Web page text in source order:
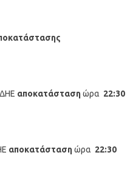
αποκατάστασηώρα 22:30
αποκατάστασηώρα 22:30